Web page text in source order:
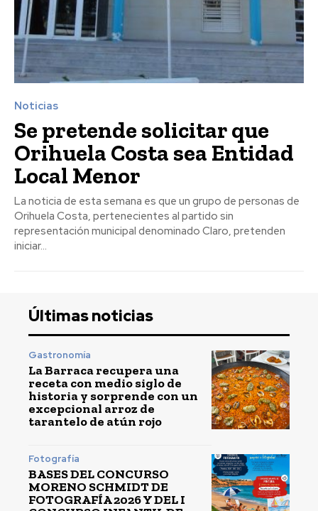
Noticias
Se pretende solicitar que
Orihuela Costa sea Entidad
Local Menor
La noticia de esta semana es que un grupo de personas de
Orihuela Costa, pertenecientes al partido sin
representación municipal denominado Claro, pretenden
iniciar...
Últimas noticias
Gastronomía
La Barraca recupera una
receta con medio siglo de
historia y sorprende con un
excepcional arroz de
tarantelo de atún rojo
Fotografía
BASES DEL CONCURSO
MORENO SCHMIDT DE
FOTOGRAFÍA 2026 Y DEL I